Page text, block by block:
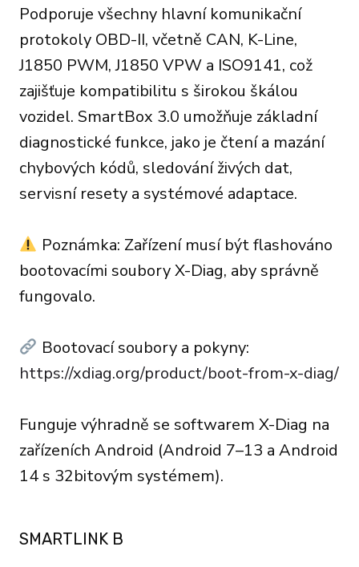
Podporuje všechny hlavní komunikační
protokoly OBD-II, včetně CAN, K-Line,
J1850 PWM, J1850 VPW a ISO9141, což
zajišťuje kompatibilitu s širokou škálou
vozidel. SmartBox 3.0 umožňuje základní
diagnostické funkce, jako je čtení a mazání
chybových kódů, sledování živých dat,
servisní resety a systémové adaptace.
Poznámka: Zařízení musí být flashováno
bootovacími soubory X-Diag, aby správně
fungovalo.
Bootovací soubory a pokyny:
https://xdiag.org/product/boot-from-x-diag/
Funguje výhradně se softwarem X-Diag na
zařízeních Android (Android 7–13 a Android
14 s 32bitovým systémem).
SMARTLINK B